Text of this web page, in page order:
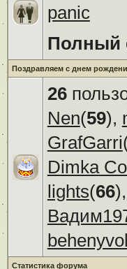
panic
Полный
Поздравляем с днем
26
Nen(59),
GrafGarri
Dimka
lights(66),
Статистика форума